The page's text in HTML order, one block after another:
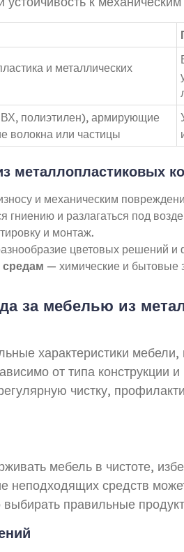
и металлических
полиэтилен), армирующие
волокна или частицы
металлопластиковых
и механическим
гниению и разлагаться под
и монтаж.
цветовых решений и
средам — химические и бытовые
за мебелью из
характеристики
от типа конструкции
чистку,
мебель в чистоте,
неподходящих средств
правильные